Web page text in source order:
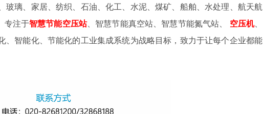
玻璃、家居、纺织、石油、化工、水泥、煤矿、船舶、水处理、航天航
专注于智慧节能空压站、智慧节能真空站、智慧节能氮气站、 空压机、
、智能化、节能化的工业集成系统为战略目标，致力于让每个企业都能